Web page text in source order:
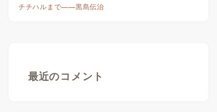
チチハルまで——黒島伝治
最近のコメント